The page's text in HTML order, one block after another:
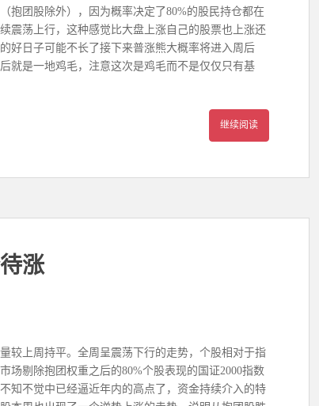
抱团股除外），因为概率决定了80%的股民持仓都在
震荡上行，这种感觉比大盘上涨自己的股票也上涨还
好日子可能不长了接下来普涨熊大概率将进入周后
就是一地鸡毛，注意这次是鸡毛而不是仅仅只有基
继续阅读
涨
较上周持平。全周呈震荡下行的走势，个股相对于指
场剔除抱团权重之后的80%个股表现的国证2000指数
知不觉中已经逼近年内的高点了，资金持续介入的特